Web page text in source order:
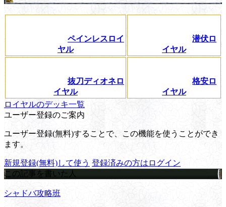
ペインレスロイ
ヤル
潜伏ロ
イヤル
抜刀ディオネロ
イヤル
格安ロ
イヤル
ロイヤルのデッキ一覧
ユーザー登録のご案内
ユーザー登録(無料)することで、この機能を使うことができ
ます。
新規登録(無料)して使う 登録済みの方はログイン
この記事を書いた人
シャドバ攻略班